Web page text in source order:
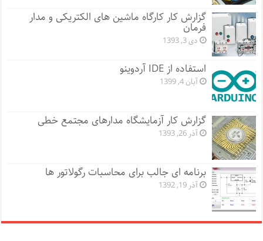
گزارش کار کارگاه ماشین های الکتریکی و مدار
فرمان
دی 3, 1393
استفاده از IDE آردوینو
آبان 4, 1399
گزارش کار آزمایشگاه مدارهای مجتمع خطی
آذر 26, 1393
برنامه ای جالب برای محاسبات رگولاتور ها
آذر 19, 1392